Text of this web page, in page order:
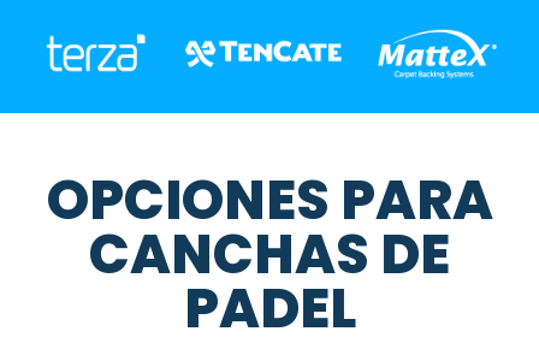
OPCIONES PARA
CANCHAS DE
PADEL